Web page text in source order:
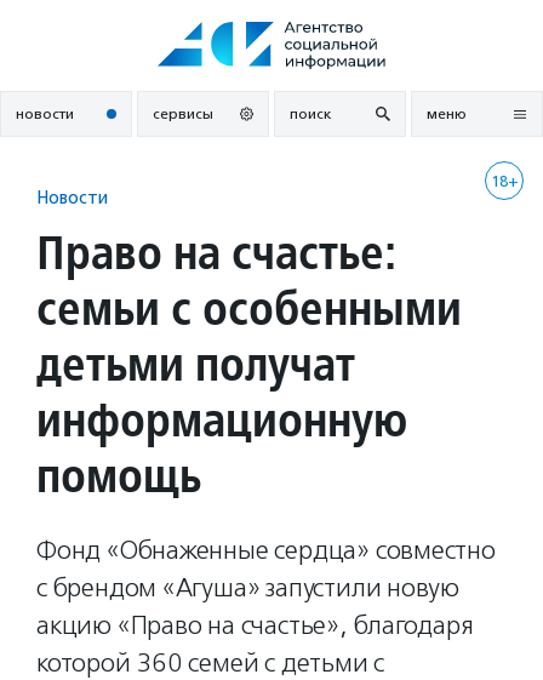
новости сервисы поиск меню
18+
Новости
Право на счастье:
семьи с особенными
детьми получат
информационную
помощь
Фонд «Обнаженные сердца» совместно
с брендом «Агуша» запустили новую
акцию «Право на счастье», благодаря
которой 360 семей с детьми с